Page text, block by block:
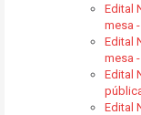
Edital
mesa
Edital
mesa
Edital
Edital